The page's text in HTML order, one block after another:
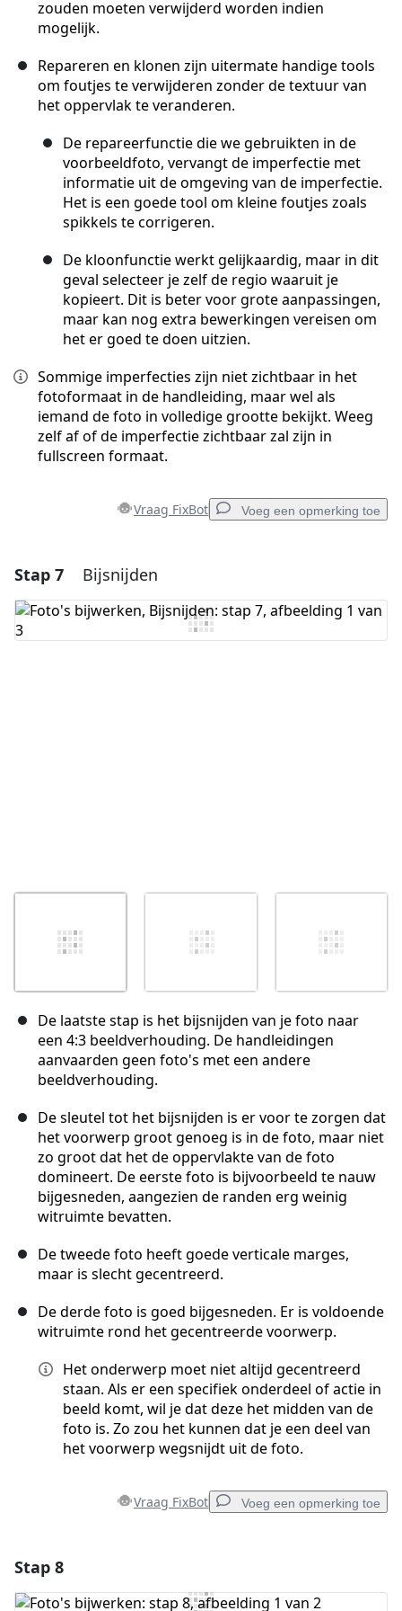
zouden moeten verwijderd worden indien
mogelijk.
Repareren en klonen zijn uitermate handige tools
om foutjes te verwijderen zonder de textuur van
het oppervlak te veranderen.
De repareerfunctie die we gebruikten in de
voorbeeldfoto, vervangt de imperfectie met
informatie uit de omgeving van de imperfectie.
Het is een goede tool om kleine foutjes zoals
spikkels te corrigeren.
De kloonfunctie werkt gelijkaardig, maar in dit
geval selecteer je zelf de regio waaruit je
kopieert. Dit is beter voor grote aanpassingen,
maar kan nog extra bewerkingen vereisen om
het er goed te doen uitzien.
Sommige imperfecties zijn niet zichtbaar in het
fotoformaat in de handleiding, maar wel als
iemand de foto in volledige grootte bekijkt. Weeg
zelf af of de imperfectie zichtbaar zal zijn in
fullscreen formaat.
Vraag FixBot Voeg een opmerking toe
Voeg een opmerking toe
Voeg opmerking toe
Stap 7 Bijsnijden
De laatste stap is het bijsnijden van je foto naar
een 4:3 beeldverhouding. De handleidingen
aanvaarden geen foto's met een andere
beeldverhouding.
De sleutel tot het bijsnijden is er voor te zorgen dat
het voorwerp groot genoeg is in de foto, maar niet
zo groot dat het de oppervlakte van de foto
domineert. De eerste foto is bijvoorbeeld te nauw
bijgesneden, aangezien de randen erg weinig
witruimte bevatten.
De tweede foto heeft goede verticale marges,
maar is slecht gecentreerd.
De derde foto is goed bijgesneden. Er is voldoende
witruimte rond het gecentreerde voorwerp.
Het onderwerp moet niet altijd gecentreerd
staan. Als er een specifiek onderdeel of actie in
beeld komt, wil je dat deze het midden van de
foto is. Zo zou het kunnen dat je een deel van
het voorwerp wegsnijdt uit de foto.
Vraag FixBot Voeg een opmerking toe
Stap 8